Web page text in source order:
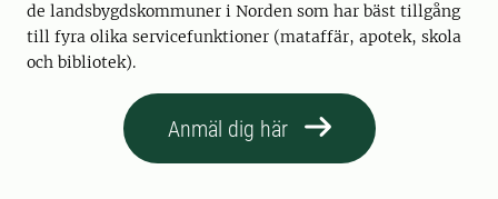
de landsbygdskommuner i Norden som har bäst tillgång
till fyra olika servicefunktioner (mataffär, apotek, skola
och bibliotek).
Anmäl dig här